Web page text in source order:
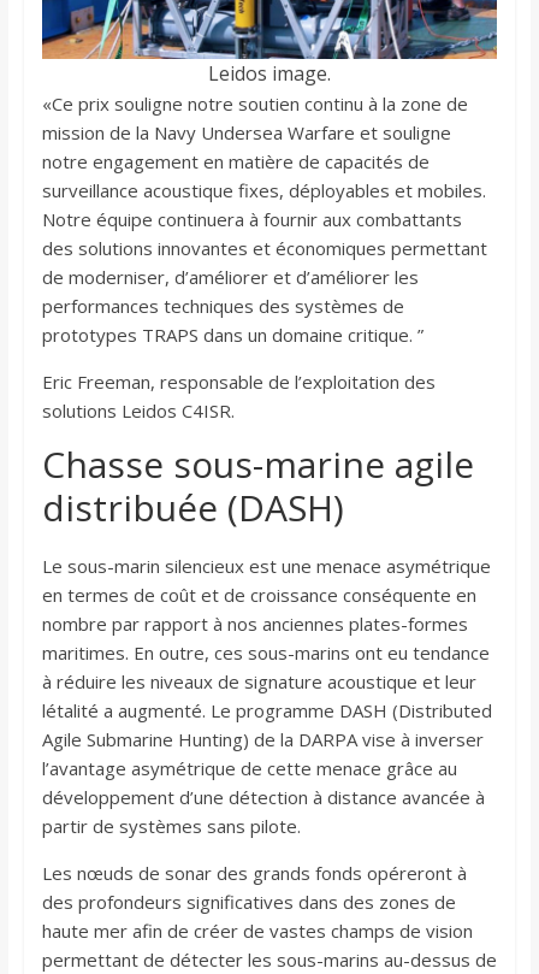
Leidos image.
«Ce prix souligne notre soutien continu à la zone de
mission de la Navy Undersea Warfare et souligne
notre engagement en matière de capacités de
surveillance acoustique fixes, déployables et mobiles.
Notre équipe continuera à fournir aux combattants
des solutions innovantes et économiques permettant
de moderniser, d’améliorer et d’améliorer les
performances techniques des systèmes de
prototypes TRAPS dans un domaine critique. ”
Eric Freeman, responsable de l’exploitation des
solutions Leidos C4ISR.
Chasse sous-marine agile
distribuée (DASH)
Le sous-marin silencieux est une menace asymétrique
en termes de coût et de croissance conséquente en
nombre par rapport à nos anciennes plates-formes
maritimes. En outre, ces sous-marins ont eu tendance
à réduire les niveaux de signature acoustique et leur
létalité a augmenté. Le programme DASH (Distributed
Agile Submarine Hunting) de la DARPA vise à inverser
l’avantage asymétrique de cette menace grâce au
développement d’une détection à distance avancée à
partir de systèmes sans pilote.
Les nœuds de sonar des grands fonds opéreront à
des profondeurs significatives dans des zones de
haute mer afin de créer de vastes champs de vision
permettant de détecter les sous-marins au-dessus de